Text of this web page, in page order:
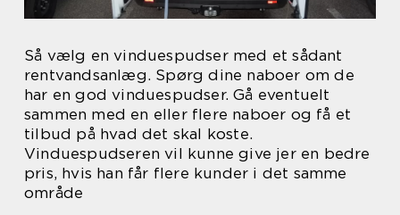
Så vælg en vinduespudser med et sådant
rentvandsanlæg. Spørg dine naboer om de
har en god vinduespudser. Gå eventuelt
sammen med en eller flere naboer og få et
tilbud på hvad det skal koste.
Vinduespudseren vil kunne give jer en bedre
pris, hvis han får flere kunder i det samme
område